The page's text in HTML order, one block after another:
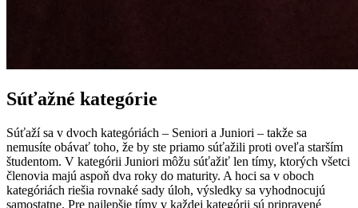
Súťažné kategórie
Súťaží sa v dvoch kategóriách – Seniori a Juniori – takže sa
nemusíte obávať toho, že by ste priamo súťažili proti oveľa starším
študentom. V kategórii Juniori môžu súťažiť len tímy, ktorých všetci
členovia majú aspoň dva roky do maturity. A hoci sa v oboch
kategóriách riešia rovnaké sady úloh, výsledky sa vyhodnocujú
samostatne. Pre najlepšie tímy v každej kategórii sú pripravené